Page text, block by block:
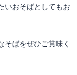
いおそばとしてもお
そばをぜひご賞味く